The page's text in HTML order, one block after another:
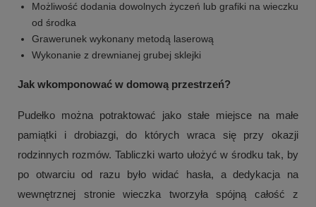
Możliwość dodania dowolnych życzeń lub grafiki na wieczku
od środka
Grawerunek wykonany metodą laserową
Wykonanie z drewnianej grubej sklejki
Jak wkomponować w domową przestrzeń?
Pudełko można potraktować jako stałe miejsce na małe
pamiątki i drobiazgi, do których wraca się przy okazji
rodzinnych rozmów. Tabliczki warto ułożyć w środku tak, by
po otwarciu od razu było widać hasła, a dedykacja na
wewnętrznej stronie wieczka tworzyła spójną całość z